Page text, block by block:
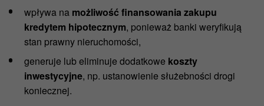
wpływa na możliwość finansowania zakupu
kredytem hipotecznym, ponieważ banki weryfikują
stan prawny nieruchomości,
generuje lub eliminuje dodatkowe koszty
inwestycyjne, np. ustanowienie służebności drogi
koniecznej.